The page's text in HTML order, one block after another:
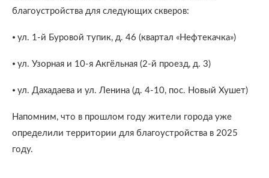
благоустройства для следующих скверов:
⦁ ул. 1-й Буровой тупик, д. 46 (квартал «Нефтекачка»)
⦁ ул. Узорная и 10-я Акгёльная (2-й проезд, д. 3)
⦁ ул. Дахадаева и ул. Ленина (д. 4-10, пос. Новый Хушет)
Напомним, что в прошлом году жители города уже
определили территории для благоустройства в 2025
году.